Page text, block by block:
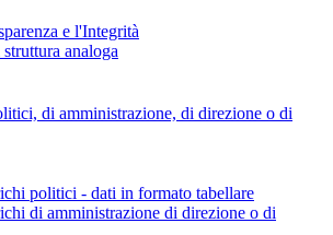
e l'Integrità
analoga
di amministrazione, di direzione o di
politici - dati in formato tabellare
di amministrazione di direzione o di